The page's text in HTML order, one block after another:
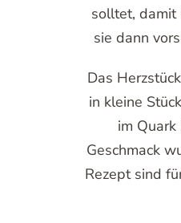
solltet, damit
sie dann
Das
in kleine
im
Geschmack
Rezept sind